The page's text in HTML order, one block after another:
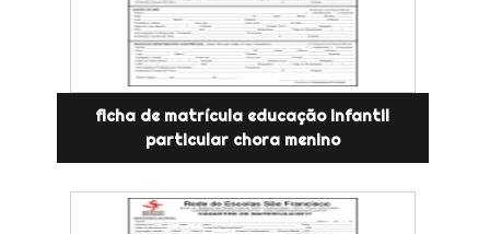
ficha de matrícula educação infantil
particular chora menino